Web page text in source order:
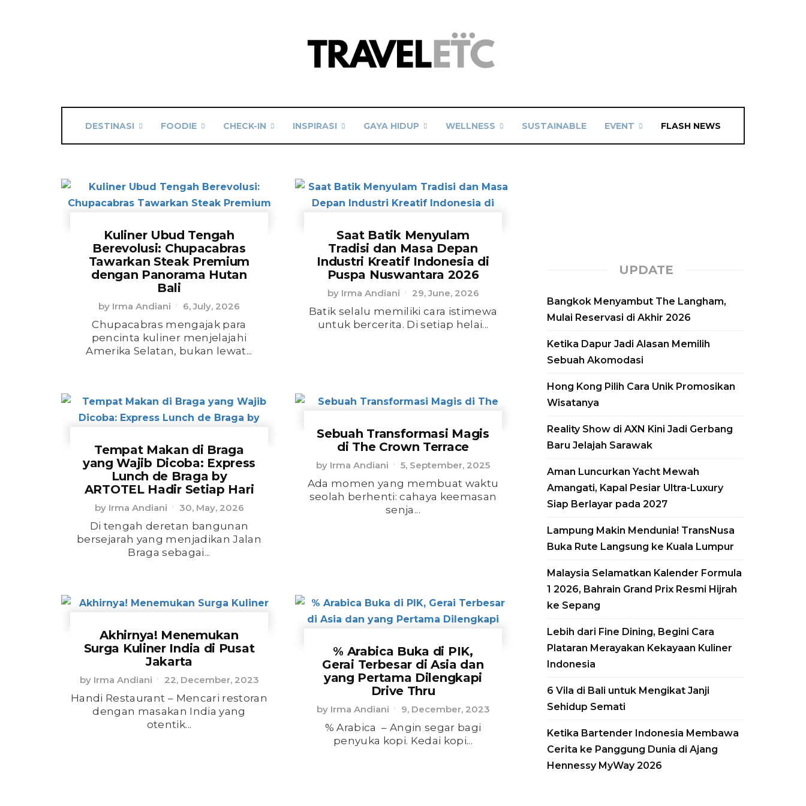
DESTINASI FOODIE CHECK-IN INSPIRASI GAYA HIDUP WELLNESS SUSTAINABLE EVENT FLASH NEWS
Kuliner Ubud Tengah
Berevolusi: Chupacabras
Tawarkan Steak Premium
dengan Panorama Hutan
Bali
by Irma Andiani 6, July, 2026
Chupacabras mengajak para
pencinta kuliner menjelajahi
Amerika Selatan, bukan lewat...
Saat Batik Menyulam
Tradisi dan Masa Depan
Industri Kreatif Indonesia di
Puspa Nuswantara 2026
by Irma Andiani 29, June, 2026
Batik selalu memiliki cara istimewa
untuk bercerita. Di setiap helai...
Tempat Makan di Braga
yang Wajib Dicoba: Express
Lunch de Braga by
ARTOTEL Hadir Setiap Hari
by Irma Andiani 30, May, 2026
Di tengah deretan bangunan
bersejarah yang menjadikan Jalan
Braga sebagai...
Sebuah Transformasi Magis
di The Crown Terrace
by Irma Andiani 5, September, 2025
Ada momen yang membuat waktu
seolah berhenti: cahaya keemasan
senja...
Akhirnya! Menemukan
Surga Kuliner India di Pusat
Jakarta
by Irma Andiani 22, December, 2023
Handi Restaurant – Mencari restoran
dengan masakan India yang
otentik...
% Arabica Buka di PIK,
Gerai Terbesar di Asia dan
yang Pertama Dilengkapi
Drive Thru
by Irma Andiani 9, December, 2023
% Arabica – Angin segar bagi
penyuka kopi. Kedai kopi...
UPDATE
Bangkok Menyambut The Langham,
Mulai Reservasi di Akhir 2026
Ketika Dapur Jadi Alasan Memilih
Sebuah Akomodasi
Hong Kong Pilih Cara Unik Promosikan
Wisatanya
Reality Show di AXN Kini Jadi Gerbang
Baru Jelajah Sarawak
Aman Luncurkan Yacht Mewah
Amangati, Kapal Pesiar Ultra-Luxury
Siap Berlayar pada 2027
Lampung Makin Mendunia! TransNusa
Buka Rute Langsung ke Kuala Lumpur
Malaysia Selamatkan Kalender Formula
1 2026, Bahrain Grand Prix Resmi Hijrah
ke Sepang
Lebih dari Fine Dining, Begini Cara
Plataran Merayakan Kekayaan Kuliner
Indonesia
6 Vila di Bali untuk Mengikat Janji
Sehidup Semati
Ketika Bartender Indonesia Membawa
Cerita ke Panggung Dunia di Ajang
Hennessy MyWay 2026
Aman Luncurkan
Yacht Mewah
Pesiar Ultra-Luxury
Siap Berlayar pada
2027
by Yudasmoro Minasiani
ekspansinya ke dunia pelayaran mewah.
Brand hospitality asal Swiss ini
Float Out untuk Amangati, yacht
samudra perdana miliknya, di galangan